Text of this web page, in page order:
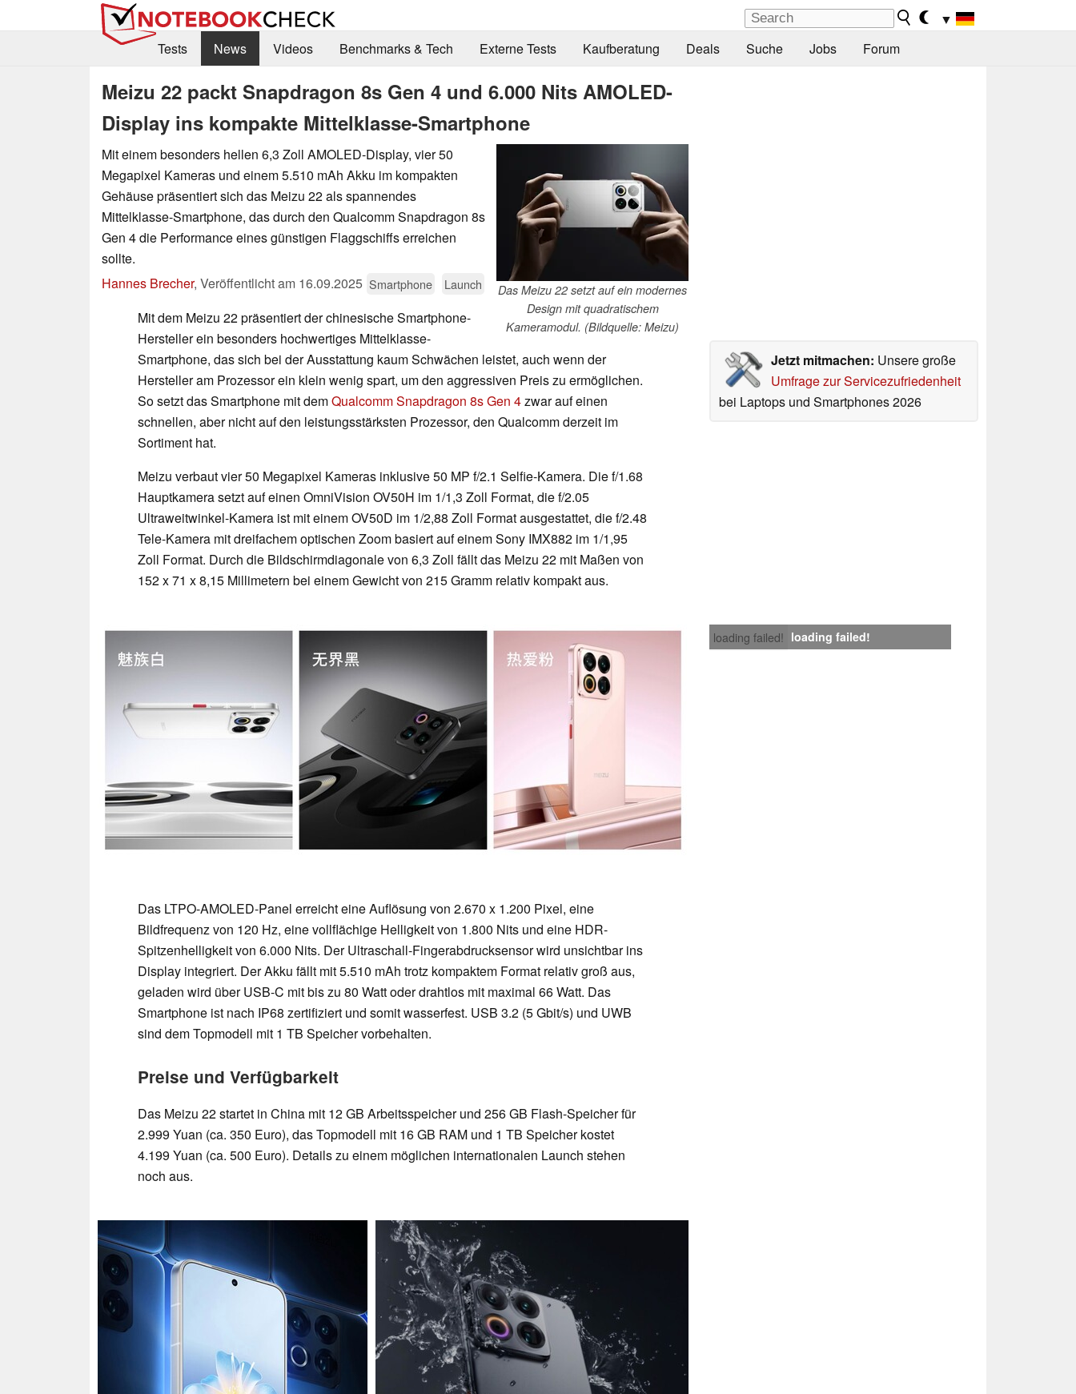
▼
Tests
News Videos Benchmarks & Tech Externe Tests Kaufberatung Deals Suche Jobs Forum
Meizu 22 packt Snapdragon 8s Gen 4 und 6.000 Nits AMOLED-
Display ins kompakte Mittelklasse-Smartphone
Das Meizu 22 setzt auf ein modernes
Design mit quadratischem
Kameramodul. (Bildquelle: Meizu)
Mit einem besonders hellen 6,3 Zoll AMOLED-Display, vier 50
Megapixel Kameras und einem 5.510 mAh Akku im kompakten
Gehäuse präsentiert sich das Meizu 22 als spannendes
Mittelklasse-Smartphone, das durch den Qualcomm Snapdragon 8s
Gen 4 die Performance eines günstigen Flaggschiffs erreichen
sollte.
Hannes Brecher, Veröffentlicht am 16.09.2025 Smartphone Launch
Jetzt mitmachen: Unsere große
Umfrage zur Servicezufriedenheit
bei Laptops und Smartphones 2026
Mit dem Meizu 22 präsentiert der chinesische Smartphone-
Hersteller ein besonders hochwertiges Mittelklasse-
Smartphone, das sich bei der Ausstattung kaum Schwächen leistet, auch wenn der
Hersteller am Prozessor ein klein wenig spart, um den aggressiven Preis zu ermöglichen.
So setzt das Smartphone mit demQualcomm Snapdragon 8s Gen 4zwar auf einen
schnellen, aber nicht auf den leistungsstärksten Prozessor, den Qualcomm derzeit im
Sortiment hat.
Meizu verbaut vier 50 Megapixel Kameras inklusive 50 MP f/2.1 Selfie-Kamera. Die f/1.68
Hauptkamera setzt auf einen OmniVision OV50H im 1/1,3 Zoll Format, die f/2.05
Ultraweitwinkel-Kamera ist mit einem OV50D im 1/2,88 Zoll Format ausgestattet, die f/2.48
Tele-Kamera mit dreifachem optischen Zoom basiert auf einem Sony IMX882 im 1/1,95
Zoll Format. Durch die Bildschirmdiagonale von 6,3 Zoll fällt das Meizu 22 mit Maßen von
152 x 71 x 8,15 Millimetern bei einem Gewicht von 215 Gramm relativ kompakt aus.
loading failed! loading failed!
Das LTPO-AMOLED-Panel erreicht eine Auflösung von 2.670 x 1.200 Pixel, eine
Bildfrequenz von 120 Hz, eine vollflächige Helligkeit von 1.800 Nits und eine HDR-
Spitzenhelligkeit von 6.000 Nits. Der Ultraschall-Fingerabdrucksensor wird unsichtbar ins
Display integriert. Der Akku fällt mit 5.510 mAh trotz kompaktem Format relativ groß aus,
geladen wird über USB-C mit bis zu 80 Watt oder drahtlos mit maximal 66 Watt. Das
Smartphone ist nach IP68 zertifiziert und somit wasserfest. USB 3.2 (5 Gbit/s) und UWB
sind dem Topmodell mit 1 TB Speicher vorbehalten.
Preise und Verfügbarkeit
Das Meizu 22 startet in China mit 12 GB Arbeitsspeicher und 256 GB Flash-Speicher für
2.999 Yuan (ca. 350 Euro), das Topmodell mit 16 GB RAM und 1 TB Speicher kostet
4.199 Yuan (ca. 500 Euro). Details zu einem möglichen internationalen Launch stehen
noch aus.